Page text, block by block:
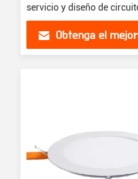
servicio y diseño de
Obtenga el